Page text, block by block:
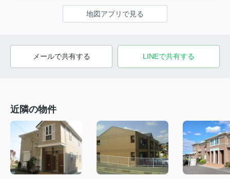
地図アプリで見る
メールで共有する LINEで共有する
近隣の物件